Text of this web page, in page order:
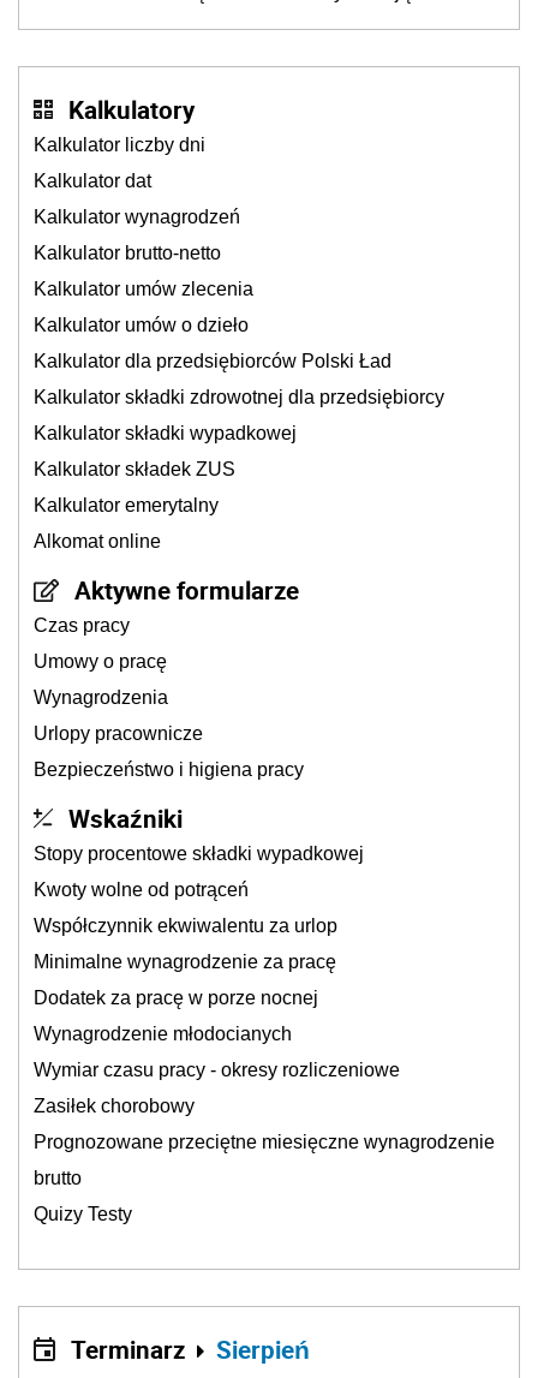
Kalkulatory
Kalkulator liczby dni
Kalkulator dat
Kalkulator wynagrodzeń
Kalkulator brutto-netto
Kalkulator umów zlecenia
Kalkulator umów o dzieło
Kalkulator dla przedsiębiorców Polski Ład
Kalkulator składki zdrowotnej dla przedsiębiorcy
Kalkulator składki wypadkowej
Kalkulator składek ZUS
Kalkulator emerytalny
Alkomat online
Aktywne formularze
Czas pracy
Umowy o pracę
Wynagrodzenia
Urlopy pracownicze
Bezpieczeństwo i higiena pracy
Wskaźniki
Stopy procentowe składki wypadkowej
Kwoty wolne od potrąceń
Współczynnik ekwiwalentu za urlop
Minimalne wynagrodzenie za pracę
Dodatek za pracę w porze nocnej
Wynagrodzenie młodocianych
Wymiar czasu pracy - okresy rozliczeniowe
Zasiłek chorobowy
Prognozowane przeciętne miesięczne wynagrodzenie
brutto
Quizy Testy
Terminarz Sierpień